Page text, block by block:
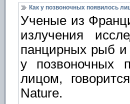
Как у позвоночных появилось
Ученые из
излучения
панцирных рыб и
у позвоночных
лицом,
Nature.